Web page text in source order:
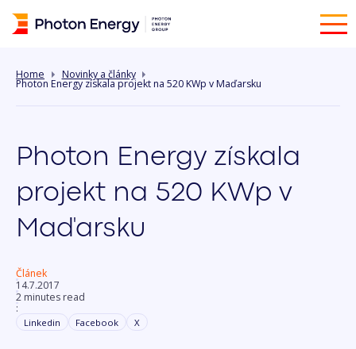
Home Novinky a články
Photon Energy získala projekt na 520 KWp v Maďarsku
Photon Energy získala
projekt na 520 KWp v
Maďarsku
Článek
14.7.2017
2 minutes read
:
Linkedin Facebook X